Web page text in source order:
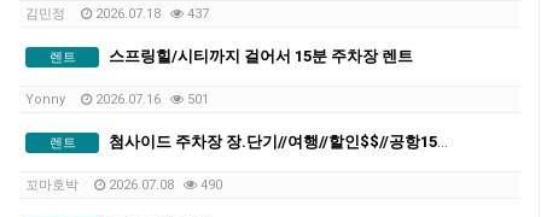
김민정 2026.07.18 437
렌트 스프링힐/시티까지 걸어서 15분 주차장 렌트
Yonny 2026.07.16 501
렌트 첨사이드 주차장 장.단기//여행//할인$$//공항15분
꼬마호박 2026.07.08 490